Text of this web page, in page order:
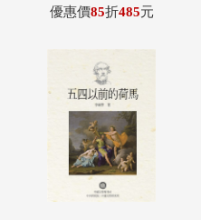
優惠價85折485元